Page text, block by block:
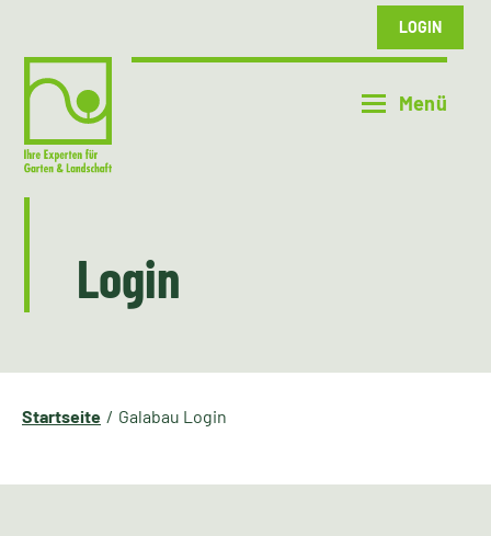
LOGIN
Login
Startseite Galabau Login